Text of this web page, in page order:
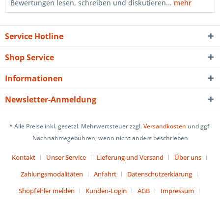
Bewertungen lesen, schreiben und diskutieren... mehr
Service Hotline
Shop Service
Informationen
Newsletter-Anmeldung
* Alle Preise inkl. gesetzl. Mehrwertsteuer zzgl.Versandkosten und ggf.
Nachnahmegebühren, wenn nicht anders beschrieben
Kontakt Unser Service Lieferung und Versand
Über uns
Zahlungsmodalitäten
Anfahrt
Datenschutzerklärung
Shopfehler melden
Kunden-Login AGB Impressum